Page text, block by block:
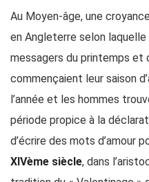
Au Moyen-âge, une
en Angleterre selon
messagers du printemps et
commençaient leur saison
l’année et les hommes
période propice à la
d’écrire des mots d’amour
XIVème siècle, dans